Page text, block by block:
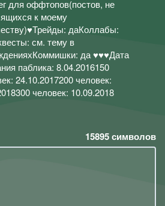
для оффтопов(постов, не
к моему
даКоллабы:
см. тему в
да ♥♥♥Дата
паблика: 8.04.2016150
24.10.2017200 человек:
человек: 10.09.2018
15895символов